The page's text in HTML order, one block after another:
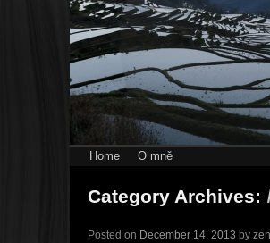
Home O mně
Category Archives:
Posted on December 14, 2013 by